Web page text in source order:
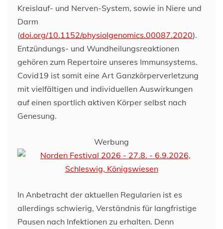
Kreislauf- und Nerven-System, sowie in Niere und
Darm
(doi.org/10.1152/physiolgenomics.00087.2020).
Entzündungs- und Wundheilungsreaktionen
gehören zum Repertoire unseres Immunsystems.
Covid19 ist somit eine Art Ganzkörperverletzung
mit vielfältigen und individuellen Auswirkungen
auf einen sportlich aktiven Körper selbst nach
Genesung.
Werbung
In Anbetracht der aktuellen Regularien ist es
allerdings schwierig, Verständnis für langfristige
Pausen nach Infektionen zu erhalten. Denn